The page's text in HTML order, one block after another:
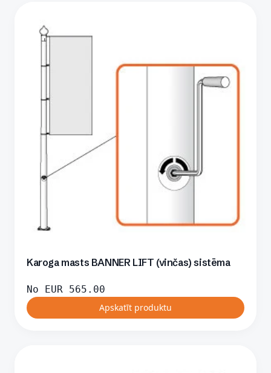
Karoga masts BANNER LIFT (vinčas) sistēma
No EUR 565.00
Apskatīt produktu